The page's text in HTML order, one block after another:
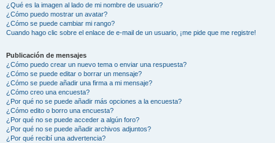
¿Qué es la imagen al lado de mi nombre de usuario?
¿Cómo puedo mostrar un avatar?
¿Cómo se puede cambiar mi rango?
Cuando hago clic sobre el enlace de e-mail de un usuario, ¡me pide que me registre!
Publicación de mensajes
¿Cómo puedo crear un nuevo tema o enviar una respuesta?
¿Cómo se puede editar o borrar un mensaje?
¿Cómo se puede añadir una firma a mi mensaje?
¿Cómo creo una encuesta?
¿Por qué no se puede añadir más opciones a la encuesta?
¿Cómo edito o borro una encuesta?
¿Por qué no se puede acceder a algún foro?
¿Por qué no se puede añadir archivos adjuntos?
¿Por qué recibí una advertencia?